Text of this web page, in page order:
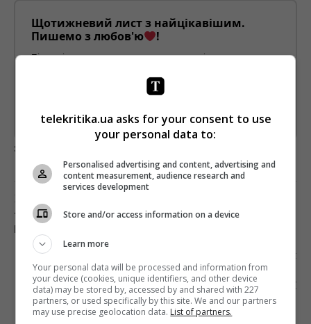
Щотижневий лист з найцікавішим.
Пишемо з любов'ю
!
Підпишіться ще раз, якщо не отримуєте від нас листи
Предоставлено SendPulse
загрузка...
Попередня стаття
? PROПРОКАТ: АКВАМЕН, СУПЕР-МИКОЛАЙ І
Наступна стаття
НОМІНАНТИ НА ПРЕМІЮ ГІЛЬДІЇ КІНОАКТОРІВ
США: СЛІЗЛИВА РОМАНТИКА ТА NETFLIX
telekritika.ua asks for your consent to use
your personal data to:
Personalised advertising and content, advertising and
content measurement, audience research and
services development
Store and/or access information on a device
Learn more
Your personal data will be processed and information from
your device (cookies, unique identifiers, and other device
data) may be stored by, accessed by and shared with 227
partners, or used specifically by this site. We and our partners
may use precise geolocation data. List of partners.